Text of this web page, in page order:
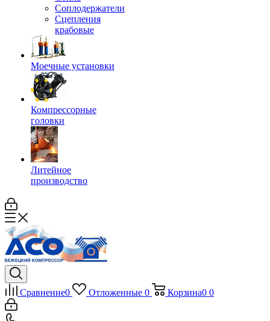
Соплодержатели
Сцепления
крабовые
Моечные установки
Компрессорные
головки
Литейное
производство
Сравнение0 Отложенные 0 Корзина0 0